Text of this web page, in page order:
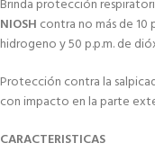
Brinda protección
NIOSH contra no más de 10
hidrogeno y 50 p.p.m. de
Protección contra la
con impacto en la parte
CARACTERISTICAS